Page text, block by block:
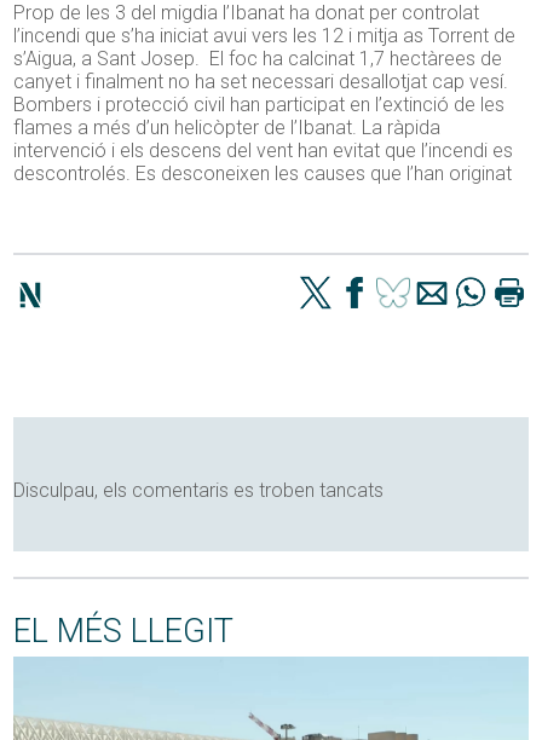
Prop de les 3 del migdia l’Ibanat ha donat per controlat
l’incendi que s’ha iniciat avui vers les 12 i mitja as Torrent de
s’Aigua, a Sant Josep. El foc ha calcinat 1,7 hectàrees de
canyet i finalment no ha set necessari desallotjat cap vesí.
Bombers i protecció civil han participat en l’extinció de les
flames a més d’un helicòpter de l’Ibanat. La ràpida
intervenció i els descens del vent han evitat que l’incendi es
descontrolés. Es desconeixen les causes que l’han originat
Disculpau, els comentaris es troben tancats
EL MÉS LLEGIT